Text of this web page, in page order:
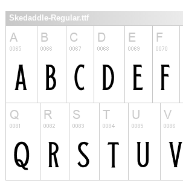
Skedaddle-Regular.ttf